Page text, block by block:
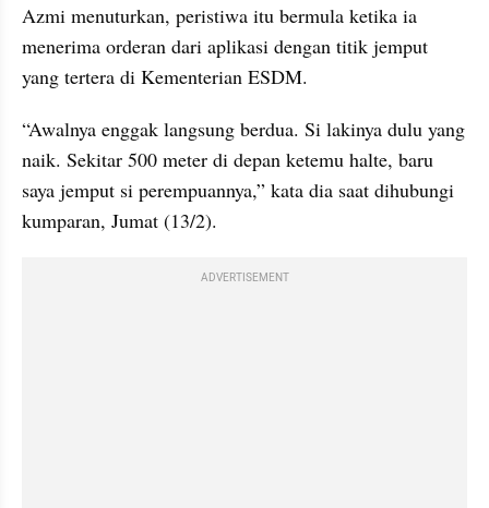
Azmi menuturkan, peristiwa itu bermula ketika ia
menerima orderan dari aplikasi dengan titik jemput
yang tertera di Kementerian ESDM.
“Awalnya enggak langsung berdua. Si lakinya dulu yang
naik. Sekitar 500 meter di depan ketemu halte, baru
saya jemput si perempuannya,” kata dia saat dihubungi
kumparan, Jumat (13/2).
ADVERTISEMENT